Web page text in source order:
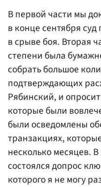
В первой части мы
в конце сентября
в срыве боя. Вторая
степени была
собрать большое
подтверждающих
Рябинский, и
которые были
были осведомлены
транзакциях,
несколько месяцев.
состоялся допрос
которого я не могу